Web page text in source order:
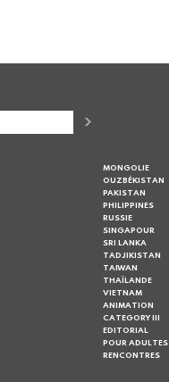
MONGOLIE
OUZBÉKISTAN
PAKISTAN
PHILIPPINES
RUSSIE
SINGAPOUR
SRI LANKA
TADJIKISTAN
TAIWAN
THAÏLANDE
VIETNAM
ANIMATION
CATEGORY III
EDITORIAL
POUR ADULTES
RENCONTRES